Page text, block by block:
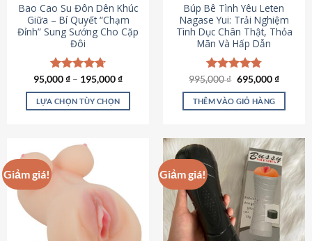
Bao Cao Su Đôn Dên Khúc
Giữa – Bí Quyết “Chạm
Đỉnh” Sung Sướng Cho Cặp
Đôi
Được xếp
hạng4.70
5 sao
95,000₫ – 195,000₫
LỰA CHỌN TÙY CHỌN
này
nhiều
biến
thể.
Búp Bê Tình Yêu Leten
Nagase Yui: Trải Nghiệm
Tình Dục Chân Thật, Thỏa
Mãn Và Hấp Dẫn
Được xếp
hạng4.80
5 sao
995,000₫ Giá
là:
995,000 ₫.
695,000₫Giá
tại
THÊM VÀO GIỎ HÀNG
Giảm giá! Giảm giá!